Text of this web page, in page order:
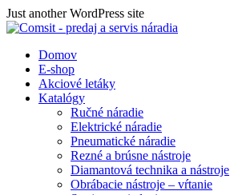
Skip
to
Just another WordPress site
Domov
E-shop
Akciové letáky
Katalógy
Ručné náradie
Elektrické náradie
Pneumatické náradie
Rezné a brúsne nástroje
Diamantová technika a nástroje
Obrábacie nástroje – vŕtanie